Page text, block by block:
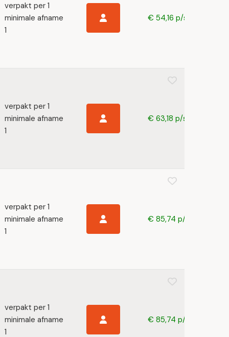
verpakt per 1
minimale afname
1
€ 54,16 p/s
verpakt per 1
minimale afname
1
€ 63,18 p/s
verpakt per 1
minimale afname
1
€ 85,74 p/s
verpakt per 1
minimale afname
1
€ 85,74 p/s